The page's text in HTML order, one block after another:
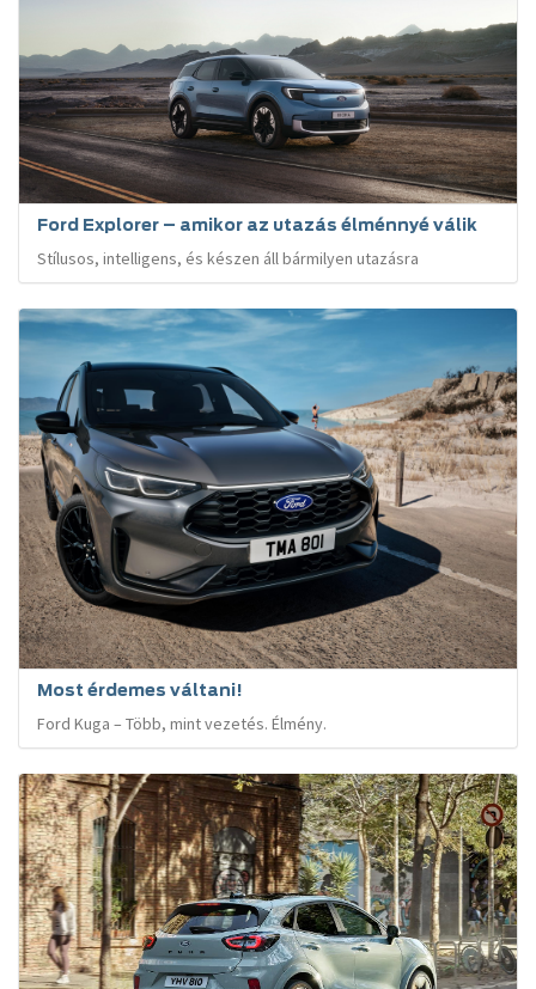
Ford Explorer – amikor az utazás élménnyé válik
Stílusos, intelligens, és készen áll bármilyen utazásra
Most érdemes váltani!
Ford Kuga – Több, mint vezetés. Élmény.